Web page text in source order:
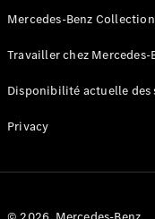
Mercedes-Benz Collection
Travailler chez Mercedes-
Disponibilité actuelle des
Privacy